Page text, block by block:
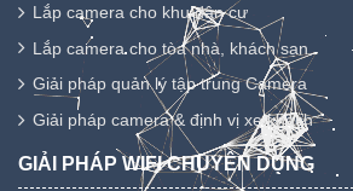
Lắp camera cho khu dân cư
Lắp camera cho tòa nhà, khách sạn
Giải pháp quản lý tập trung Camera
Giải pháp camera & định vị xe khách
GIẢI PHÁP WIFI CHUYÊN DỤNG